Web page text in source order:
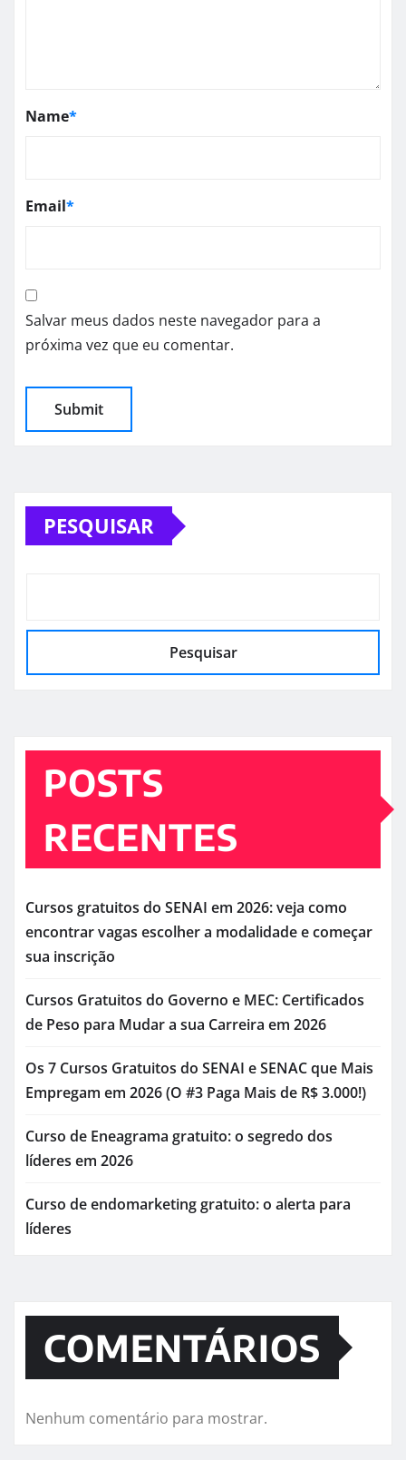
Name*
Email*
Salvar meus dados neste navegador para a
próxima vez que eu comentar.
PESQUISAR
Pesquisar
POSTS
RECENTES
Cursos gratuitos do SENAI em 2026: veja como
encontrar vagas escolher a modalidade e começar
sua inscrição
Cursos Gratuitos do Governo e MEC: Certificados
de Peso para Mudar a sua Carreira em 2026
Os 7 Cursos Gratuitos do SENAI e SENAC que Mais
Empregam em 2026 (O #3 Paga Mais de R$ 3.000!)
Curso de Eneagrama gratuito: o segredo dos
líderes em 2026
Curso de endomarketing gratuito: o alerta para
líderes
COMENTÁRIOS
Nenhum comentário para mostrar.